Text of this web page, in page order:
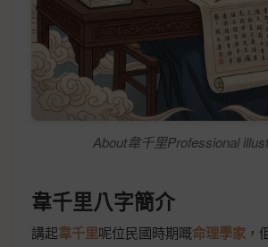
About韋千里Professional
韋千里八字簡介
講起韋千里呢位民國時期嘅命理學家 ，